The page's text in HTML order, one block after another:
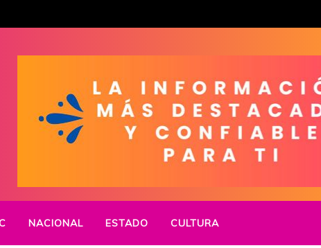
NACIONAL ESTADO CULTURA